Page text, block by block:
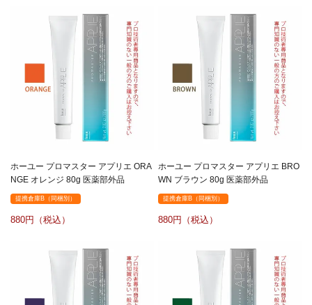
ホーユー プロマスター アプリエ ORA
NGE オレンジ 80g 医薬部外品
提携倉庫B（同梱別）
880
ホーユー プロマスター アプリエ BRO
WN ブラウン 80g 医薬部外品
提携倉庫B（同梱別）
880